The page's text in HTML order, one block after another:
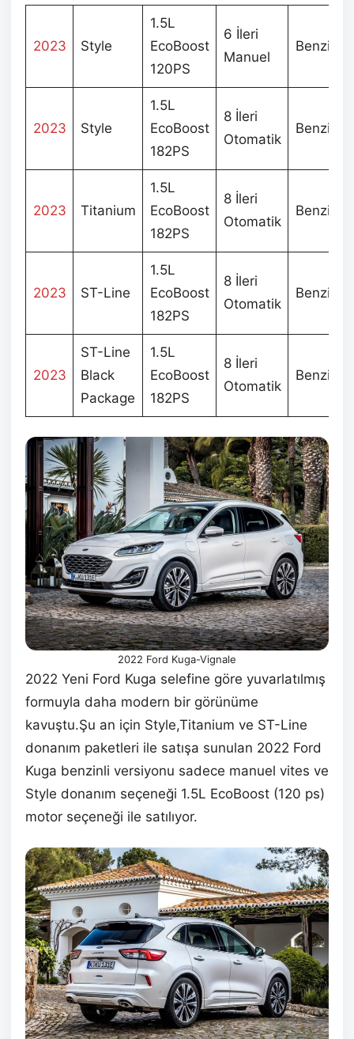
2023 Style
1.5L
EcoBoost
120PS
6 İleri
Manuel
Benzin
2023 Style
1.5L
EcoBoost
182PS
8 İleri
Otomatik
Benzin
2023 Titanium
1.5L
EcoBoost
182PS
8 İleri
Otomatik
Benzin
2023 ST-Line
1.5L
EcoBoost
182PS
8 İleri
Otomatik
Benzin
2023
ST-Line
Black
Package
1.5L
EcoBoost
182PS
8 İleri
Otomatik
Benzin
2022 Ford Kuga-Vignale
2022 Yeni Ford Kuga selefine göre yuvarlatılmış
formuyla daha modern bir görünüme
kavuştu.Şu an için Style,Titanium ve ST-Line
donanım paketleri ile satışa sunulan 2022 Ford
Kuga benzinli versiyonu sadece manuel vites ve
Style donanım seçeneği 1.5L EcoBoost (120 ps)
motor seçeneği ile satılıyor.